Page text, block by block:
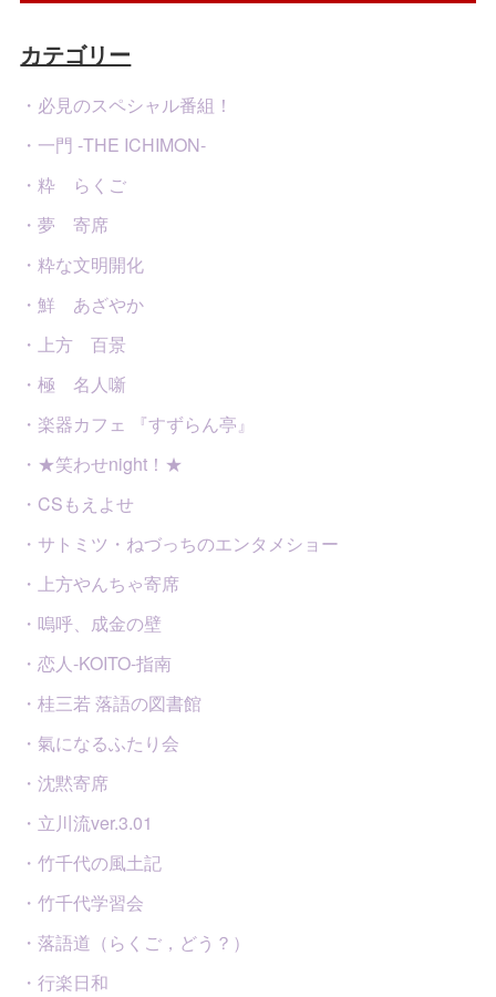
カテゴリー
・必見のスペシャル番組！
・一門 -THE ICHIMON-
・粋 らくご
・夢 寄席
・粋な文明開化
・鮮 あざやか
・上方 百景
・極 名人噺
・楽器カフェ 『すずらん亭』
・★笑わせnight！★
・CSもえよせ
・サトミツ・ねづっちのエンタメショー
・上方やんちゃ寄席
・嗚呼、成金の壁
・恋人-KOITO-指南
・桂三若 落語の図書館
・氣になるふたり会
・沈黙寄席
・立川流ver.3.01
・竹千代の風土記
・竹千代学習会
・落語道（らくご，どう？）
・行楽日和